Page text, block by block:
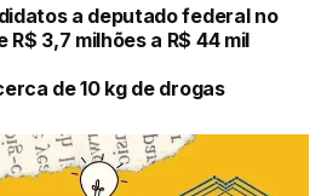
a deputado federal no
R$ 3,7 milhões a R$ 44 mil
de 10 kg de drogas